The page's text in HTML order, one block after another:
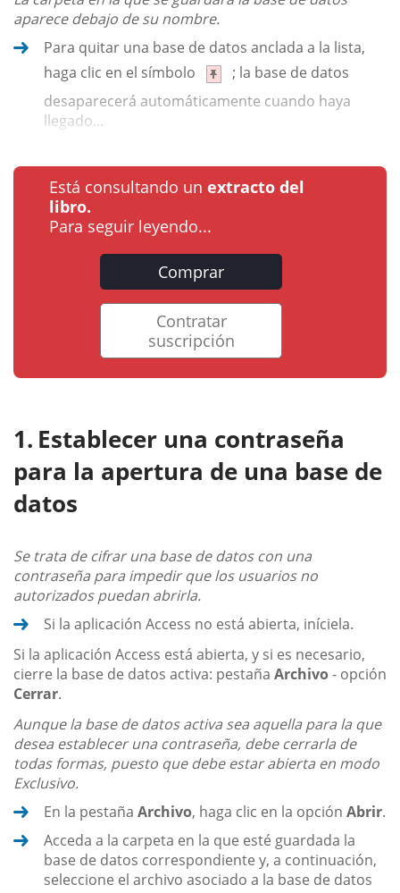
aparece debajo de su nombre.
Para quitar una base de datos anclada a la lista,
haga clic en el símbolo
; la base de datos
desaparecerá automáticamente cuando haya
llegado...
Está consultando un extracto del
libro.
Para seguir leyendo...
Comprar
Contratar
suscripción
Establecer una contraseña
para la apertura de una base de
datos
Se trata de cifrar una base de datos con una
contraseña para impedir que los usuarios no
autorizados puedan abrirla.
Si la aplicación Access no está abierta, iníciela.
Si la aplicación Access está abierta, y si es necesario,
cierre la base de datos activa: pestaña Archivo- opción
Cerrar.
Aunque la base de datos activa sea aquella para la que
desea establecer una contraseña, debe cerrarla de
todas formas, puesto que debe estar abierta en modo
Exclusivo.
En la pestaña Archivo, haga clic en la opción Abrir.
Acceda a la carpeta en la que esté guardada la
base de datos correspondiente y, a continuación,
seleccione el archivo asociado a la base de datos